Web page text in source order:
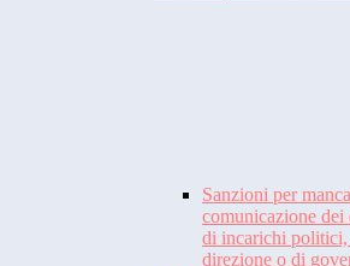
Sanzioni per
comunicazione dei
di incarichi
direzione o di